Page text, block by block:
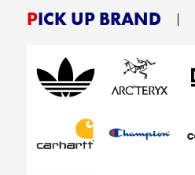
PICK UP BRAND